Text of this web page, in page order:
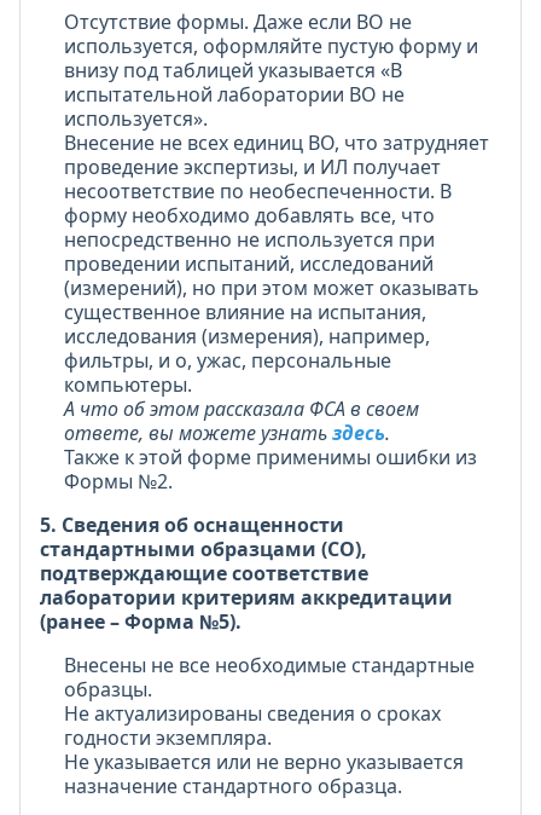
Отсутствие формы. Даже если ВО не
используется, оформляйте пустую форму и
внизу под таблицей указывается «В
испытательной лаборатории ВО не
используется».
Внесение не всех единиц ВО, что затрудняет
проведение экспертизы, и ИЛ получает
несоответствие по необеспеченности. В
форму необходимо добавлять все, что
непосредственно не используется при
проведении испытаний, исследований
(измерений), но при этом может оказывать
существенное влияние на испытания,
исследования (измерения), например,
фильтры, и о, ужас, персональные
компьютеры.
А что об этом рассказала ФСА в своем
ответе, вы можете узнатьздесь.
Также к этой форме применимы ошибки из
Формы №2.
5. Сведения об оснащенности
стандартными образцами (СО),
подтверждающие соответствие
лаборатории критериям аккредитации
(ранее – Форма №5).
Внесены не все необходимые стандартные
образцы.
Не актуализированы сведения о сроках
годности экземпляра.
Не указывается или не верно указывается
назначение стандартного образца.